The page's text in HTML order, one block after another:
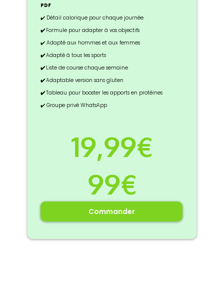
PDF
✔️ Détail calorique pour chaque journée
✔️Formule pour adapter à vos objectifs
✔️ Adapté aux hommes et aux femmes
✔️Adapté à tous les sports
✔️Liste de course chaque semaine
✔️Adaptable version sans gluten
✔️Tableau pour booster les apports en protéines
✔️ Groupe privé WhatsApp
19,99€
99€
Commander